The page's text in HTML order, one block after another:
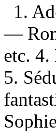
1.
—
etc.
5.